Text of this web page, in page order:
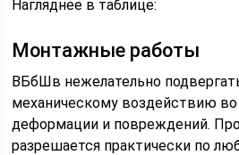
Нагляднее в таблице:
Монтажные работы
ВБбШв нежелательно
механическому воздействию
деформации и повреждений.
разрешается практически по